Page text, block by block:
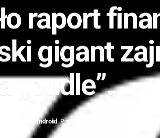
raport
gigant
„pudle”.
Android Przeczytasz w: 2 min